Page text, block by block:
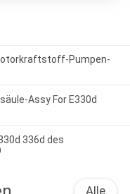
Pumpen-
Assy For E330d
336d des
Alle